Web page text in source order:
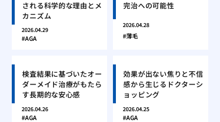
される科学的な理由とメ
カニズム
2026.04.29
AGA
完治への可能性
2026.04.28
薄毛
検査結果に基づいたオー
ダーメイド治療がもたら
す長期的な安心感
2026.04.26
AGA
効果が出ない焦りと不信
感から生じるドクターシ
ョッピング
2026.04.25
AGA